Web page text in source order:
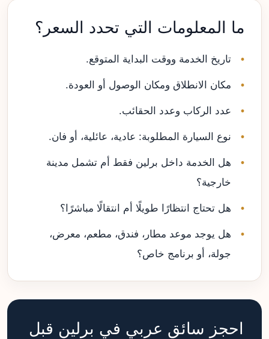
ما المعلومات التي تحدد السعر؟
تاريخ الخدمة ووقت البداية المتوقع.
مكان الانطلاق ومكان الوصول أو العودة.
عدد الركاب وعدد الحقائب.
نوع السيارة المطلوبة: عادية، عائلية، أو فان.
هل الخدمة داخل برلين فقط أم تشمل مدينة
خارجية؟
هل تحتاج انتظارًا طويلًا أم انتقالًا مباشرًا؟
هل يوجد موعد مطار، فندق، مطعم، معرض،
جولة، أو برنامج خاص؟
احجز سائق عربي في برلين قبل